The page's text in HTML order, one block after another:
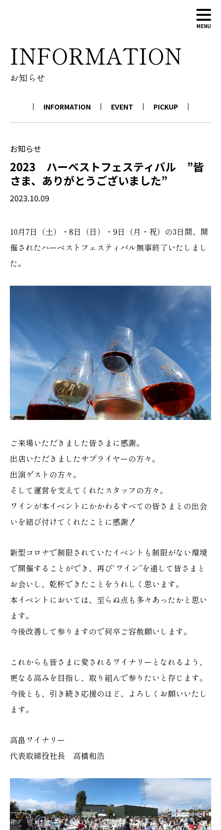
MENU
ABOUT
WINERY
CONTACT
INFORMATION
お知らせ
INFORMATION EVENT PICKUP
お知らせ
2023 ハーベストフェスティバル ”皆
さま、ありがとうございました”
2023.10.09
10月7日（土）・8日（日）・9日（月・祝）の3日間、開
催されたハーベストフェスティバル無事終了いたしまし
た。
ご来場いただきました皆さまに感謝。
出店いただきましたサプライヤーの方々。
出演ゲストの方々。
そして運営を支えてくれたスタッフの方々。
ワインが本イベントにかかわるすべての皆さまとの出会
いを結び付けてくれたことに感謝！
新型コロナで制限されていたイベントも制限がない環境
で開催することができ、再び“ワイン”を通して皆さまと
お会いし、乾杯できたことをうれしく思います。
本イベントにおいては、至らぬ点も多々あったかと思い
ます。
今後改善して参りますので何卒ご容赦願いします。
これからも皆さまに愛されるワイナリーとなれるよう、
更なる高みを目指し、取り組んで参りたいと存じます。
今後とも、引き続き応援のほど、よろしくお願いいたし
ます。
高畠ワイナリー
代表取締役社長 高橋和浩